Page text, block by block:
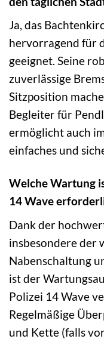
Ja, das
hervorragend für
geeignet. Seine
zuverlässige
Sitzposition
Begleiter für
ermöglicht auch
einfaches und
Welche Wartung
14 Wave
Dank der
insbesondere der
Nabenschaltung
ist der
Polizei 14 Wave
Regelmäßige
und Kette (falls